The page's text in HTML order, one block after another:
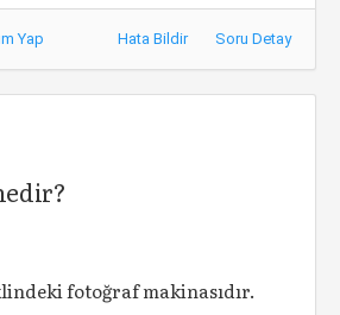
Yap Hata Bildir Soru Detay
fotoğraf makinasıdır.